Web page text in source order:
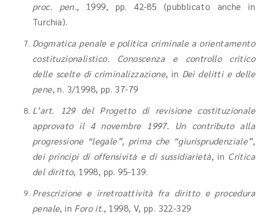
proc. pen., 1999, pp. 42-85 (pubblicato anche in
Turchia).
Dogmatica penale e politica criminale a orientamento
costituzionalistico. Conoscenza e controllo critico
delle scelte di criminalizzazione, in Dei delitti e delle
pene, n. 3/1998, pp. 37-79
L’art. 129 del Progetto di revisione costituzionale
approvato il 4 novembre 1997. Un contributo alla
progressione “legale”, prima che “giurisprudenziale”,
dei principi di offensività e di sussidiarietà, in Critica
del diritto, 1998, pp. 95-139.
Prescrizione e irretroattività fra diritto e procedura
penale, in Foro it., 1998, V, pp. 322-329